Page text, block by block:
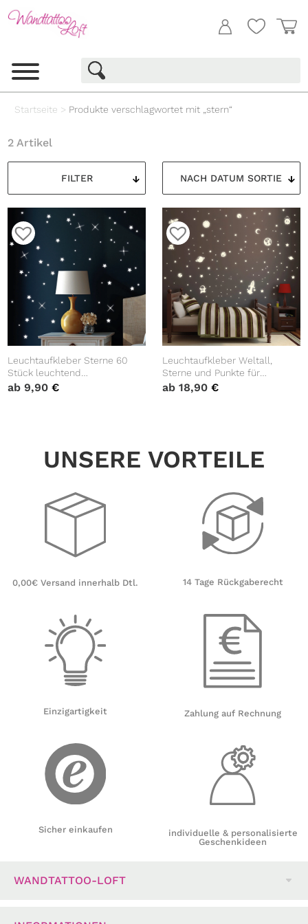
Startseite > Produkte verschlagwortet mit „stern“
FILTER
2 Artikel
Leuchtaufkleber Sterne 60
Stück leuchtend
fluoreszierend Dekoration
ab9,90€
Leuchtaufkleber Weltall,
Sterne und Punkte für
Sternenhimmel Wandtattoo
ab 18,90 €
UNSERE VORTEILE
0,00€ Versand innerhalb Dtl.
Einzigartigkeit
Sicher einkaufen
14 Tage Rückgaberecht
Zahlung auf Rechnung
individuelle & personalisierte
Geschenkideen
WANDTATTOO-LOFT